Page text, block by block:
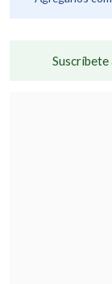
Suscríbete